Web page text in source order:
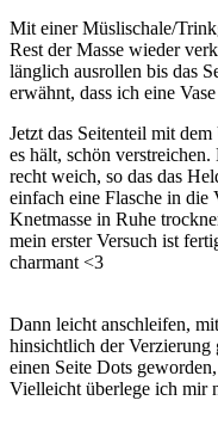
Mit einer Müslischale/
Rest der Masse wieder
länglich ausrollen bis das
erwähnt, dass ich eine
Jetzt das Seitenteil mit
es hält, schön
recht weich, so das das
einfach eine Flasche in die
Knetmasse in Ruhe
mein erster Versuch ist
charmant <3
Dann leicht anschleifen,
hinsichtlich der Verzierung
einen Seite Dots
Vielleicht überlege ich mir